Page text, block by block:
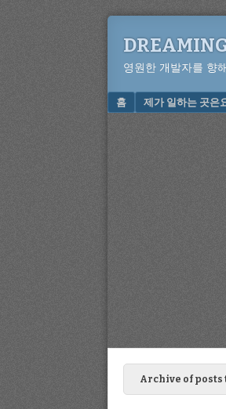
영원한 개발자를 향
Menu
SKIP TO CONTENT
홈 제가 일하는 곳은
Archive of posts